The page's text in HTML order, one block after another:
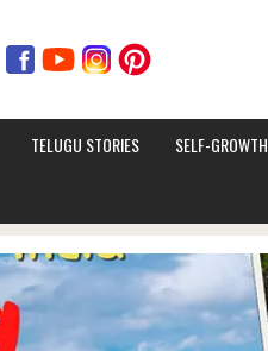
TELUGU STORIES SELF-GROWTH